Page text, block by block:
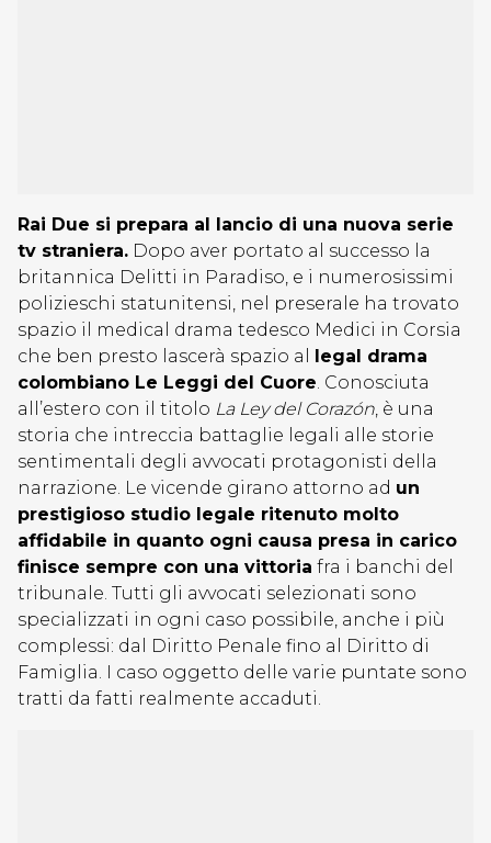
Rai Due si prepara al lancio di una nuova serie
tv straniera. Dopo aver portato al successo la
britannica Delitti in Paradiso, e i numerosissimi
polizieschi statunitensi, nel preserale ha trovato
spazio il medical drama tedesco Medici in Corsia
che ben presto lascerà spazio al legal drama
colombiano Le Leggi del Cuore. Conosciuta
all’estero con il titolo La Ley del Corazón, è una
storia che intreccia battaglie legali alle storie
sentimentali degli avvocati protagonisti della
narrazione. Le vicende girano attorno ad un
prestigioso studio legale ritenuto molto
affidabile in quanto ogni causa presa in carico
finisce sempre con una vittoria fra i banchi del
tribunale. Tutti gli avvocati selezionati sono
specializzati in ogni caso possibile, anche i più
complessi: dal Diritto Penale fino al Diritto di
Famiglia. I caso oggetto delle varie puntate sono
tratti da fatti realmente accaduti.